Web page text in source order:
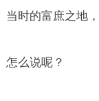
当时的富庶之地
怎么说呢？